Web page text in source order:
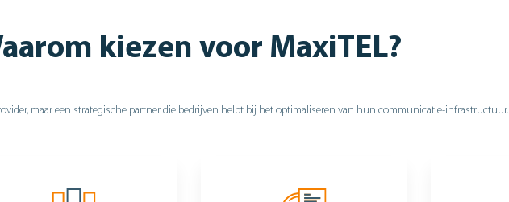
kiezen voor MaxiTEL?
maar een strategische partner die bedrijven helpt bij het optimaliseren van hun communicatie-infrastructuur.